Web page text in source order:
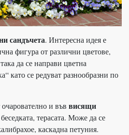
сандъчета. Интересна идея е
фигура от различни цветове,
да се направи цветна
като се редуват разнообразни по
и във висящи
терасата. Може да се
каскадна петуния.